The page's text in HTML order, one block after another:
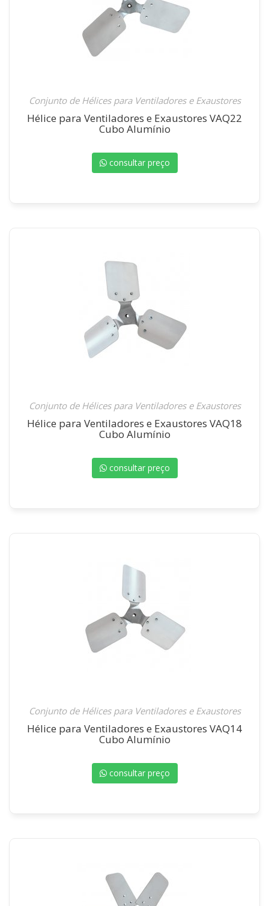
Conjunto de Hélices para Ventiladores e Exaustores
Hélice para Ventiladores e Exaustores VAQ22
Cubo Alumínio
consultar preço
Conjunto de Hélices para Ventiladores e Exaustores
Hélice para Ventiladores e Exaustores VAQ18
Cubo Alumínio
consultar preço
Conjunto de Hélices para Ventiladores e Exaustores
Hélice para Ventiladores e Exaustores VAQ14
Cubo Alumínio
consultar preço